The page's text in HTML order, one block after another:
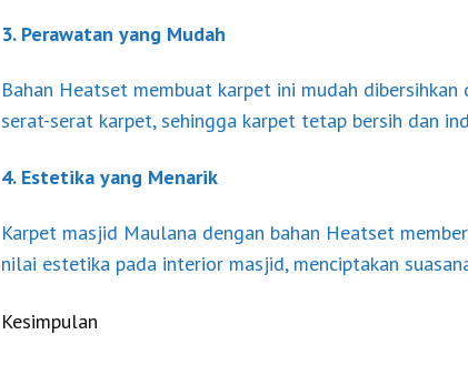
3. Perawatan yang Mudah
Bahan Heatset membuat karpet ini mudah
serat-serat karpet, sehingga karpet tetap bersih dan
4. Estetika yang Menarik
Karpet masjid Maulana dengan bahan Heatset
nilai estetika pada interior masjid, menciptakan
Kesimpulan